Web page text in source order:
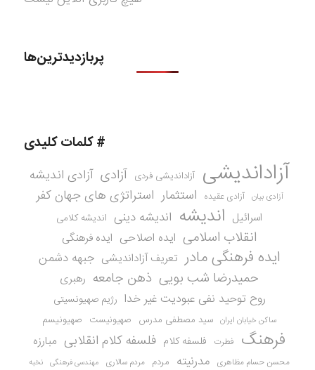
پربازدیدترین‌ها
# کلمات کلیدی
آزاداندیشی آزاداندیشی فردی آزادی آزادی اندیشه
آزادی بیان آزادی عقیده استثمار استراتژی های جهان کفر
اسرائیل اندیشه اندیشه دینی اندیشه کلامی
انقلاب اسلامی ایده اصلاحی ایده فرهنگی
ایده فرهنگی مادر تعریف آزاداندیشی جبهه دشمن
حمیدرضا شب بویی ذهن جامعه رهبری
روح توحید نفی عبودیت غیر خدا رژیم صهیونسیتی
ساکن خیابان ایران سید مصطفی مدرس صهیونیست صهیونیسم
فرهنگ فطرت فلسفه کلام فلسفه کلام انقلابی مبارزه
محسن حسام مظاهری مدرنیته مردم مردم سالاری مهندسی فرهنگی نخبه